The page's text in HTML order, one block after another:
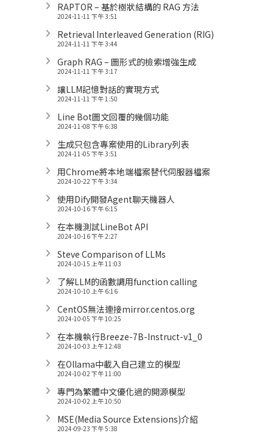
RAPTOR – 基於樹狀結構的 RAG 方法
2024-11-11 下午 3:51
Retrieval Interleaved Generation (RIG)
2024-11-11 下午 3:44
Graph RAG – 圖形式的檢索增強生成
2024-11-11 下午 3:17
讓LLM記憶對話的實現方式
2024-11-11 下午 1:50
Line Bot圖文回覆的幾個功能
2024-11-08 下午 6:38
生成只包含專案使用的Library列表
2024-11-05 下午 3:51
用Chrome將本地端檔案替代伺服器檔案
2024-10-22 下午 3:34
使用Dify開發Agent聊天機器人
2024-10-16 下午 6:15
在本機測試LineBot API
2024-10-16 下午 2:27
Steve Comparison of LLMs
2024-10-15 上午 11:03
了解LLM的函數調用function calling
2024-10-10 上午 6:16
CentOS無法連接mirror.centos.org
2024-10-05 下午 10:25
在本機執行Breeze-7B-Instruct-v1_0
2024-10-03 上午 12:48
在Ollama中載入自己建立的模型
2024-10-02 下午 11:00
專門為繁體中文優化過的開源模型
2024-10-02 上午 10:50
MSE(Media Source Extensions)介紹
2024-09-23 下午 5:38